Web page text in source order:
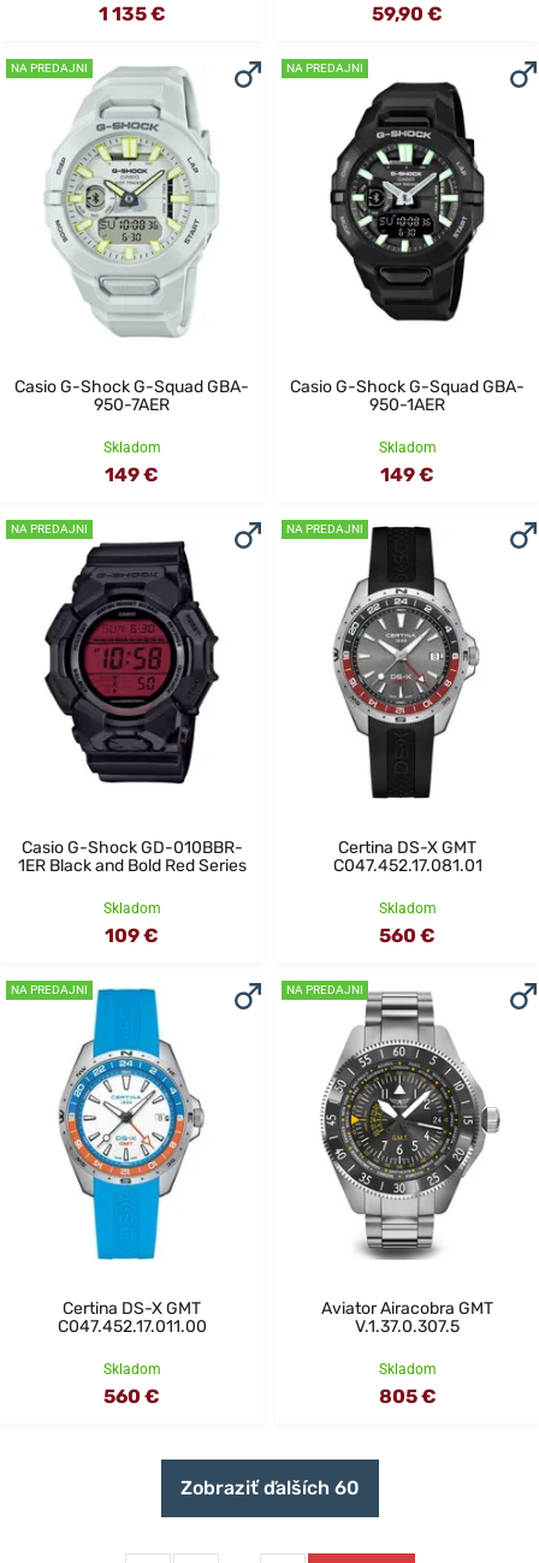
1 135 € 59,90 €
NA PREDAJNI
Casio G-Shock G-Squad GBA-
950-7AER
Skladom
149 €
NA PREDAJNI
Casio G-Shock G-Squad GBA-
950-1AER
Skladom
149 €
NA PREDAJNI
Casio G-Shock GD-010BBR-
1ER Black and Bold Red Series
Skladom
109 €
NA PREDAJNI
Certina DS-X GMT
C047.452.17.081.01
Skladom
560 €
NA PREDAJNI
Certina DS-X GMT
C047.452.17.011.00
Skladom
560 €
NA PREDAJNI
Aviator Airacobra GMT
V.1.37.0.307.5
Skladom
805 €
Zobraziť ďalších 60